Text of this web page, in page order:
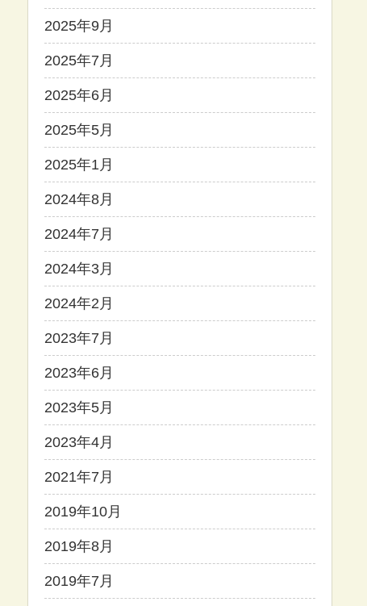
2025年9月
2025年7月
2025年6月
2025年5月
2025年1月
2024年8月
2024年7月
2024年3月
2024年2月
2023年7月
2023年6月
2023年5月
2023年4月
2021年7月
2019年10月
2019年8月
2019年7月